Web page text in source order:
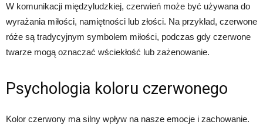
W komunikacji międzyludzkiej, czerwień może być używana do
wyrażania miłości, namiętności lub złości. Na przykład, czerwone
róże są tradycyjnym symbolem miłości, podczas gdy czerwone
twarze mogą oznaczać wściekłość lub zażenowanie.
Psychologia koloru czerwonego
Kolor czerwony ma silny wpływ na nasze emocje i zachowanie.